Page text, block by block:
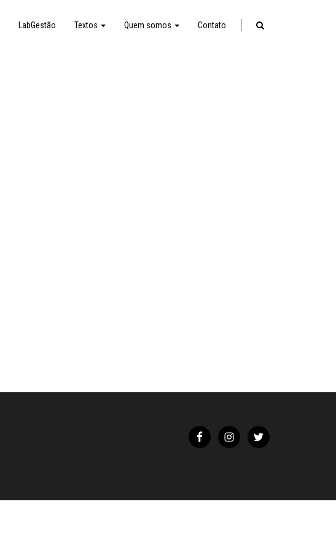
LabGestão Textos Quem somos Contato